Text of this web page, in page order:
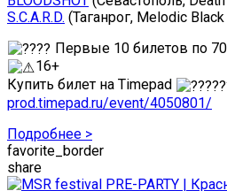
S.C.A.R.D. (Таганрог, Melodic
Первые 10 билетов по
16+
Купить билет на Timepad
prod.timepad.ru/event/4050801/
Подробнее >
favorite_border
share